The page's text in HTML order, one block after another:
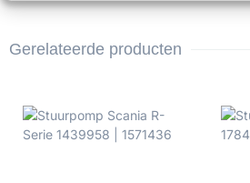
Gerelateerde producten